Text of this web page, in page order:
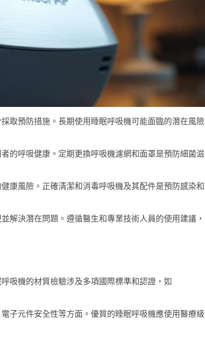
取預防措施。長期使用睡眠呼吸機可能面臨的潛在風險
的呼吸健康。定期更換呼吸機濾網和面罩是預防細菌滋
康風險。正確清潔和消毒呼吸機及其配件是預防感染和
解決潛在問題。遵循醫生和專業技術人員的使用建議，
吸機的材質檢驗涉及多項國際標準和認證，如
子元件安全性等方面。優質的睡眠呼吸機應使用醫療級